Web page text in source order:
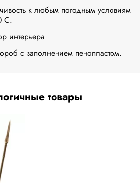
к любым погодным условиям
C.
интерьера
с заполнением пенопластом.
товары